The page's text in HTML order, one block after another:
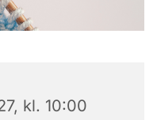
kl. 10:00